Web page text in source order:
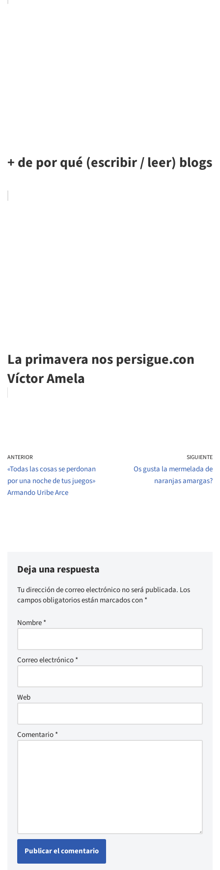
+ de por qué (escribir / leer) blogs
La primavera nos persigue.con
Víctor Amela
ANTERIOR
«Todas las cosas se perdonan
por una noche de tus juegos»
Armando Uribe Arce
SIGUIENTE
Os gusta la mermelada de
naranjas amargas?
Deja una respuesta
Tu dirección de correo electrónico no será publicada. Los
campos obligatorios están marcados con *
Nombre*
Correo electrónico*
Web
Comentario*